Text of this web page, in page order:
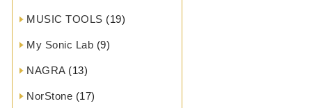
MUSIC TOOLS (19)
My Sonic Lab (9)
NAGRA(13)
NorStone (17)